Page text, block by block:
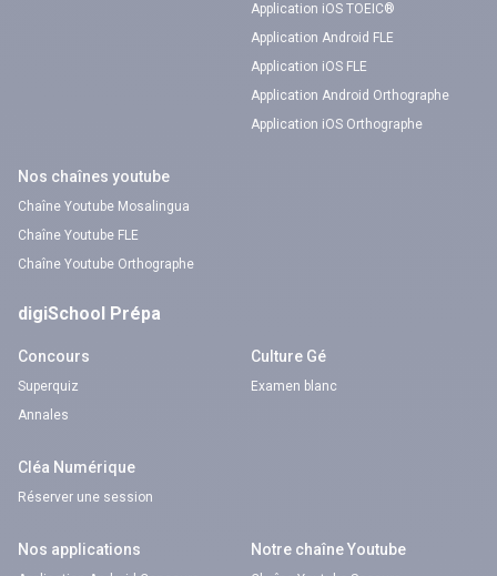
Application iOS TOEIC®
Application Android FLE
Application iOS FLE
Application Android Orthographe
Application iOS Orthographe
Nos chaînes youtube
Chaîne Youtube Mosalingua
Chaîne Youtube FLE
Chaîne Youtube Orthographe
digiSchool Prépa
Concours
Superquiz
Annales
Culture Gé
Examen blanc
Cléa Numérique
Réserver une session
Nos applications Notre chaîne Youtube